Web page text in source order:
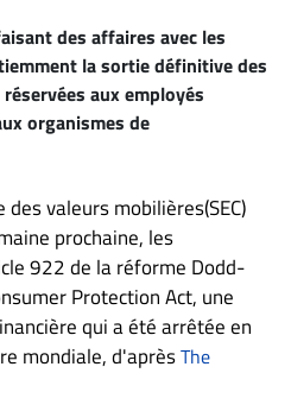
des affaires avec les
la sortie définitive des
aux employés
organismes de
valeurs mobilières(SEC)
prochaine, les
922 de la réforme Dodd-
Protection Act, une
qui a été arrêtée en
mondiale, d'aprèsThe